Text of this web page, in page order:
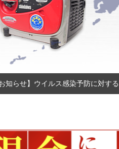
お知らせ】ウイルス感染予防に対す